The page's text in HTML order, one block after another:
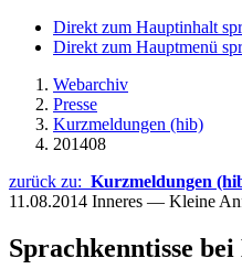
Direkt zum Hauptinhalt
Direkt zum Hauptmenü
Webarchiv
Presse
Kurzmeldungen (hib)
201408
zurück zu: Kurzmeldungen
11.08.2014 Inneres — Kleine
Sprachkenntisse